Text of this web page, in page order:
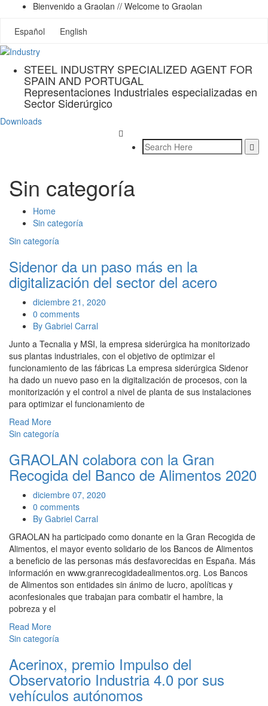
Bienvenido a Graolan // Welcome to Graolan
Español English
STEEL INDUSTRY SPECIALIZED AGENT FOR
SPAIN AND PORTUGAL
Representaciones Industriales especializadas en
Sector Siderúrgico
Downloads
Sin categoría
Home
Sin categoría
Sin categoría
Sidenor da un paso más en la
digitalización del sector del acero
diciembre 21, 2020
0 comments
By Gabriel Carral
Junto a Tecnalia y MSI, la empresa siderúrgica ha monitorizado
sus plantas industriales, con el objetivo de optimizar el
funcionamiento de las fábricas La empresa siderúrgica Sidenor
ha dado un nuevo paso en la digitalización de procesos, con la
monitorización y el control a nivel de planta de sus instalaciones
para optimizar el funcionamiento de
Read More
Sin categoría
GRAOLAN colabora con la Gran
Recogida del Banco de Alimentos 2020
diciembre 07, 2020
0 comments
By Gabriel Carral
GRAOLAN ha participado como donante en la Gran Recogida de
Alimentos, el mayor evento solidario de los Bancos de Alimentos
a beneficio de las personas más desfavorecidas en España. Más
información en www.granrecogidadealimentos.org. Los Bancos
de Alimentos son entidades sin ánimo de lucro, apolíticas y
aconfesionales que trabajan para combatir el hambre, la
pobreza y el
Read More
Sin categoría
Acerinox, premio Impulso del
Observatorio Industria 4.0 por sus
vehículos autónomos